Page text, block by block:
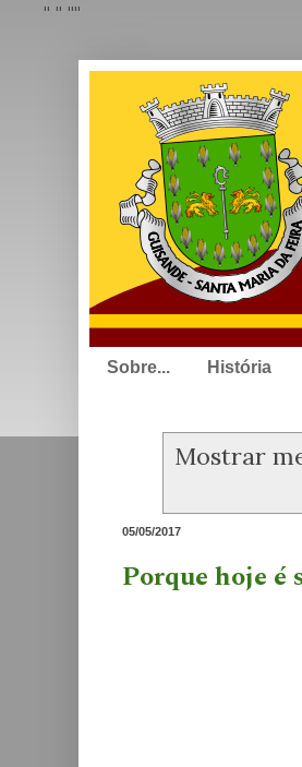
" " ""
Sobre... História
Mostrar
05/05/2017
Porque hoje é